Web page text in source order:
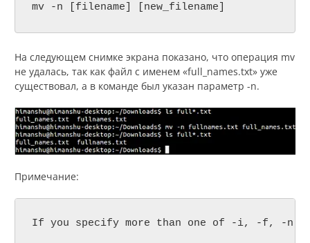
mv -n [filename] [new_filename]
На следующем снимке экрана показано, что операция mv
не удалась, так как файл с именем «full_names.txt» уже
существовал, а в команде был указан параметр -n.
Примечание:
If you specify more than one of -i, -f, -n,